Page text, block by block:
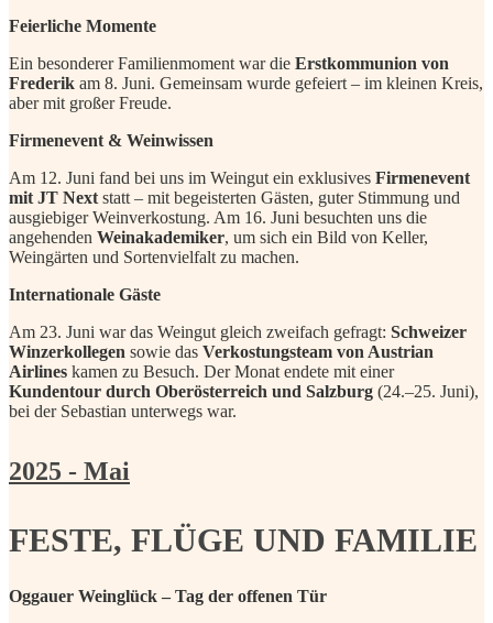
Feierliche Momente
Ein besonderer Familienmoment war die Erstkommunion von
Frederik am 8. Juni. Gemeinsam wurde gefeiert – im kleinen Kreis,
aber mit großer Freude.
Firmenevent & Weinwissen
Am 12. Juni fand bei uns im Weingut ein exklusives Firmenevent
mit JT Next statt – mit begeisterten Gästen, guter Stimmung und
ausgiebiger Weinverkostung. Am 16. Juni besuchten uns die
angehenden Weinakademiker, um sich ein Bild von Keller,
Weingärten und Sortenvielfalt zu machen.
Internationale Gäste
Am 23. Juni war das Weingut gleich zweifach gefragt: Schweizer
Winzerkollegen sowie das Verkostungsteam von Austrian
Airlines kamen zu Besuch. Der Monat endete mit einer
Kundentour durch Oberösterreich und Salzburg (24.–25. Juni),
bei der Sebastian unterwegs war.
2025 - Mai
FESTE, FLÜGE UND FAMILIE
Oggauer Weinglück – Tag der offenen Tür